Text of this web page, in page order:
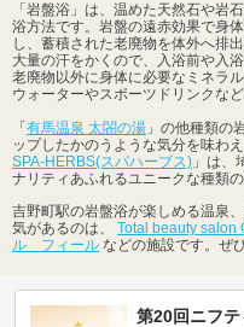
「岩盤浴」は、温めた天然石や岩
浴方法です。岩盤の遠赤効果で身
し、蓄積された老廃物を体外へ排
大量の汗をかくので、入浴前や入
老廃物以外に身体に必要なミネラ
ウォーターやスポーツドリンクな
「 有馬温泉 太閤の湯 」の他種類の
ップしたかのうような気分を味わ
SPA-HERBS(スパハーブス) 」は、
ナリティあふれるユニークな種類
吉野町駅の岩盤浴が楽しめる温泉
気があるのは、 Total beauty salon
ル フィール などの施設です。ぜ
第20回ニフ